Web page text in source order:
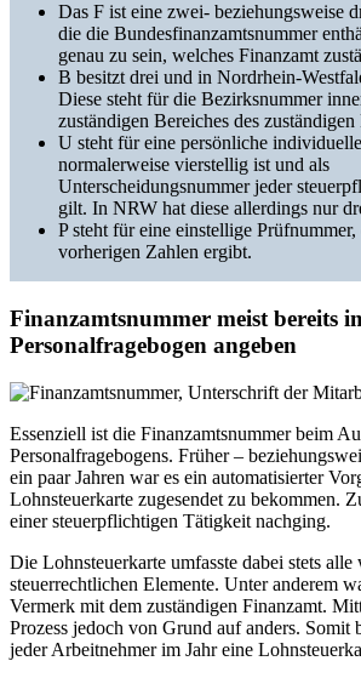
Das F ist eine zwei- beziehungsweise
die die Bundesfinanzamtsnummer
genau zu sein, welches Finanzamt
B besitzt drei und in Nordrhein-
Diese steht für die Bezirksnummer
zuständigen Bereiches des zuständigen
U steht für eine persönliche
normalerweise vierstellig ist und als
Unterscheidungsnummer jeder
gilt. In NRW hat diese allerdings nur
P steht für eine einstellige Prüfnummer,
vorherigen Zahlen ergibt.
Finanzamtsnummer meist bereits
Personalfragebogen angeben
Essenziell ist die Finanzamtsnummer beim
Personalfragebogens. Früher –
ein paar Jahren war es ein automatisierter
Lohnsteuerkarte zugesendet zu bekommen.
einer steuerpflichtigen Tätigkeit nachging.
Die Lohnsteuerkarte umfasste dabei stets
steuerrechtlichen Elemente. Unter anderem
Vermerk mit dem zuständigen Finanzamt.
Prozess jedoch von Grund auf anders. Somit
jeder Arbeitnehmer im Jahr eine